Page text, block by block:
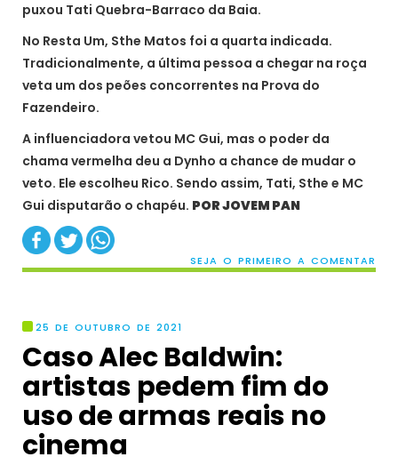
puxou Tati Quebra-Barraco da Baia.
No Resta Um, Sthe Matos foi a quarta indicada.
Tradicionalmente, a última pessoa a chegar na roça
veta um dos peões concorrentes na Prova do
Fazendeiro.
A influenciadora vetou MC Gui, mas o poder da
chama vermelha deu a Dynho a chance de mudar o
veto. Ele escolheu Rico. Sendo assim, Tati, Sthe e MC
Gui disputarão o chapéu. POR JOVEM PAN
SEJA O PRIMEIRO A COMENTAR
25 DE OUTUBRO DE 2021
Caso Alec Baldwin:
artistas pedem fim do
uso de armas reais no
cinema